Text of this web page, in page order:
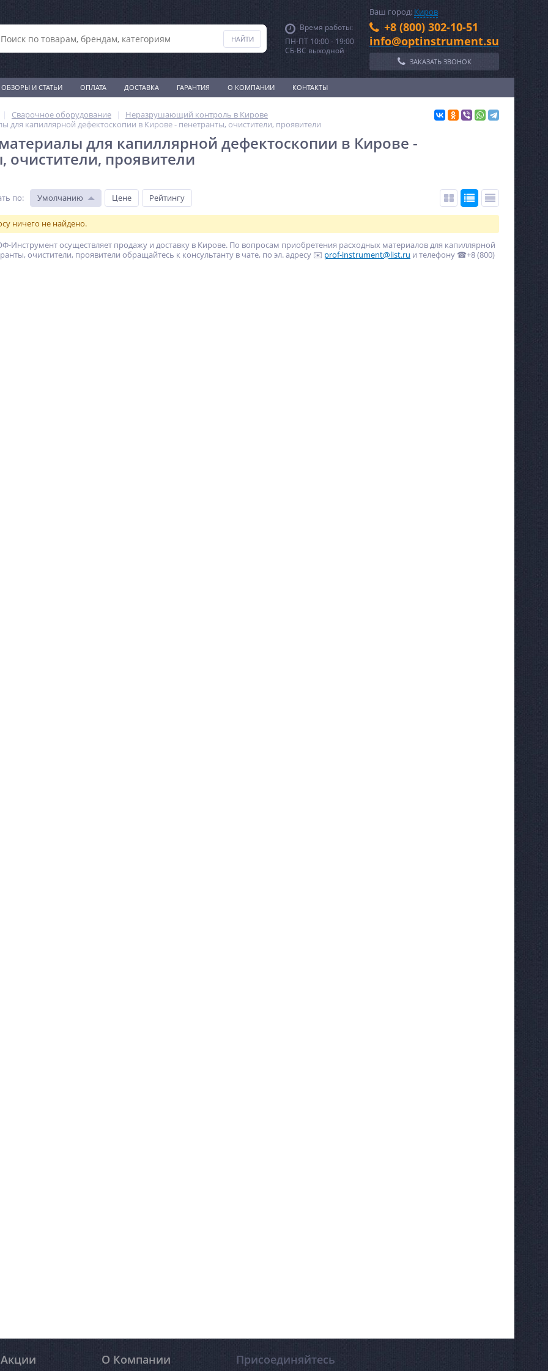
Время работы:
ПН-ПТ 10:00 - 19:00
СБ-ВС выходной
Ваш город: Киров
+8 (800) 302-10-51
info@optinstrument.su
ЗАКАЗАТЬ ЗВОНОК
ОБЗОРЫ И СТАТЬИ ОПЛАТА ДОСТАВКА ГАРАНТИЯ О КОМПАНИИ КОНТАКТЫ
Сварочное оборудование
Неразрушающий контроль в Кирове
для капиллярной дефектоскопии в Кирове - пенетранты, очистители, проявители
для капиллярной дефектоскопии в Кирове -
очистители, проявители
по: Умолчанию Цене Рейтингу
ничего не найдено.
Инструмент осуществляет продажу и доставку в Кирове. По вопросам приобретения расходных материалов для капиллярной
очистители, проявители обращайтесь к консультанту в чате, по эл. адресу ✉️ prof-instrument@list.ru и телефону ☎+8 (800)
Акции О Компании Присоединяйтесь